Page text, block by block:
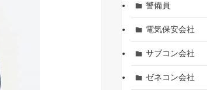
警備員
電気保安会社
サブコン会社
ゼネコン会社